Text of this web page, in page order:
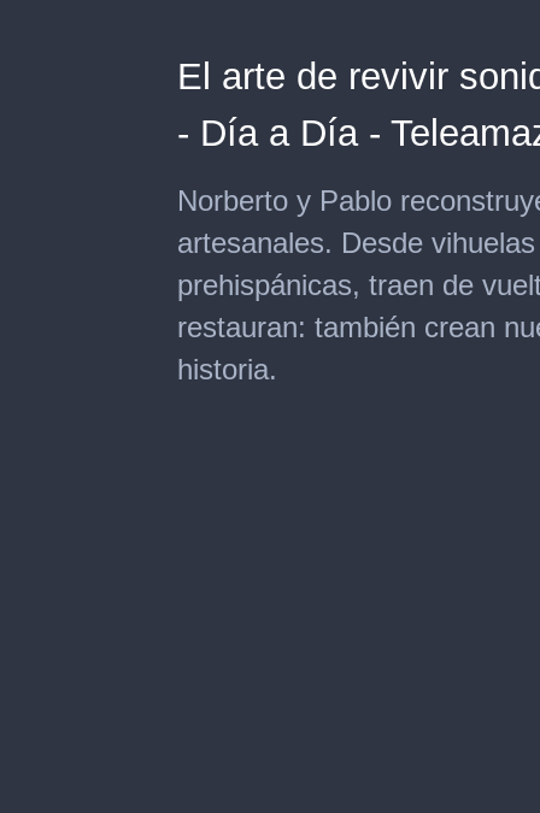
El arte de revivir
- Día a Día -
Norberto y Pablo
artesanales. Desde
prehispánicas, traen de
restauran: también crean
historia.